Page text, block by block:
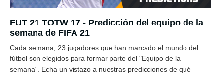
FUT 21 TOTW 17 - Predicción del equipo de la
semana de FIFA 21
Cada semana, 23 jugadores que han marcado el mundo del
fútbol son elegidos para formar parte del "Equipo de la
semana". Echa un vistazo a nuestras predicciones de qué